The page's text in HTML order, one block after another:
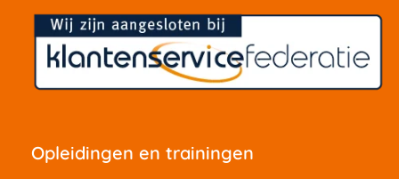
Opleidingen en trainingen